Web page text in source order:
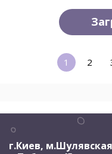
1 2
г.Киев, м.Шулявская